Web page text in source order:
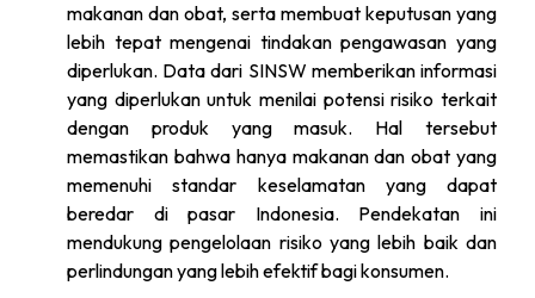
makanan dan obat, serta membuat keputusan yang
lebih tepat mengenai tindakan pengawasan yang
diperlukan. Data dari SINSW memberikan informasi
yang diperlukan untuk menilai potensi risiko terkait
dengan produk yang masuk. Hal tersebut
memastikan bahwa hanya makanan dan obat yang
memenuhi standar keselamatan yang dapat
beredar di pasar Indonesia. Pendekatan ini
mendukung pengelolaan risiko yang lebih baik dan
perlindungan yang lebih efektif bagi konsumen.